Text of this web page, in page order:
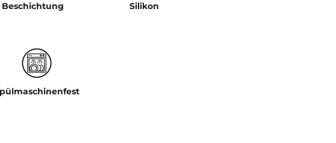
Beschichtung
Silikon